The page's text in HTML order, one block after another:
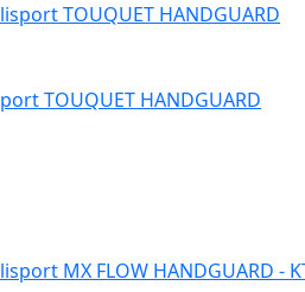
TOUQUET HANDGUARD